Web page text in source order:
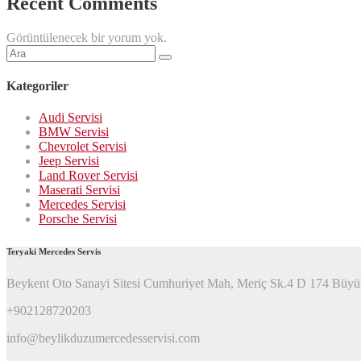
Görüntülenecek bir yorum yok.
Şunu
ara:
Kategoriler
Audi Servisi
BMW Servisi
Chevrolet Servisi
Jeep Servisi
Land Rover Servisi
Maserati Servisi
Mercedes Servisi
Porsche Servisi
Teryaki Mercedes Servis
Beykent Oto Sanayi Sitesi Cumhuriyet Mah, Meriç Sk.4 D 174
+902128720203
info@beylikduzumercedesservisi.com